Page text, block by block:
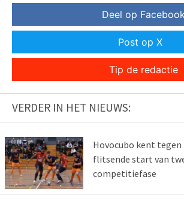
Deel op
Post op X
Tip de redactie
VERDER IN HET NIEUWS:
Hovocubo kent tegen
flitsende start van
competitiefase